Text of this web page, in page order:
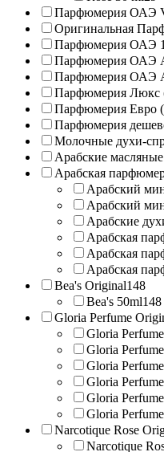
Парфюмерия ОАЭ
Оригинальная
Парфюмерия ОАЭ
Парфюмерия ОАЭ
Парфюмерия ОАЭ A
Парфюмерия
Парфюмерия Евро
Парфюмерия
Молочные духи-
Арабские
Арабская
Арабский
Арабский
Арабские
Арабская
Арабская
Арабская
Bea's Original148
Bea's 50ml148
Gloria Perfume
Gloria
Gloria
Gloria
Gloria
Gloria
Gloria
Narcotique Rose
Narcotique